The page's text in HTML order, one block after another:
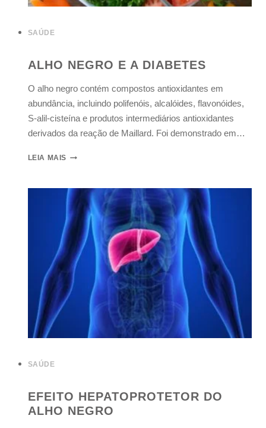
SAÚDE
ALHO NEGRO E A DIABETES
O alho negro contém compostos antioxidantes em
abundância, incluindo polifenóis, alcalóides, flavonóides,
S-alil-cisteína e produtos intermediários antioxidantes
derivados da reação de Maillard. Foi demonstrado em…
LEIA MAIS
SAÚDE
EFEITO HEPATOPROTETOR DO
ALHO NEGRO